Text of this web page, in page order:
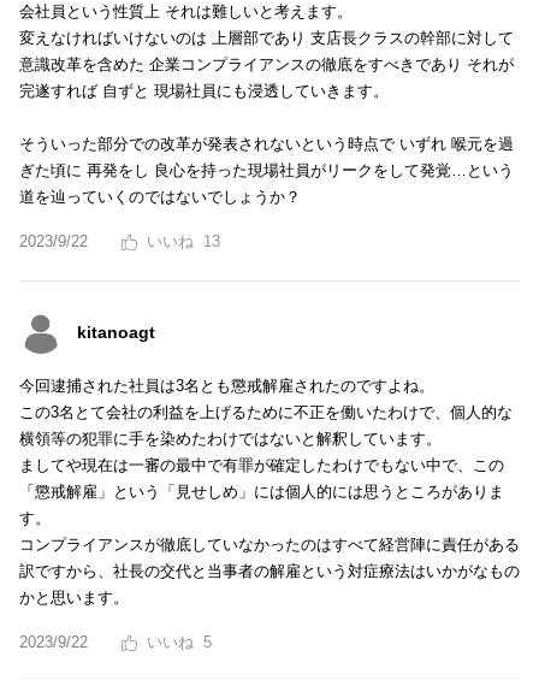
会社員という性質上 それは難しいと考えます。
変えなければいけないのは 上層部であり 支店長クラスの幹部に対して
意識改革を含めた 企業コンプライアンスの徹底をすべきであり それが
完遂すれば 自ずと 現場社員にも浸透していきます。
そういった部分での改革が発表されないという時点で いずれ 喉元を過
ぎた頃に 再発をし 良心を持った現場社員がリークをして発覚…という
道を辿っていくのではないでしょうか？
2023/9/22 13
kitanoagt
今回逮捕された社員は3名とも懲戒解雇されたのですよね。
この3名とて会社の利益を上げるために不正を働いたわけで、個人的な
横領等の犯罪に手を染めたわけではないと解釈しています。
ましてや現在は一審の最中で有罪が確定したわけでもない中で、この
「懲戒解雇」という「見せしめ」には個人的には思うところがありま
す。
コンプライアンスが徹底していなかったのはすべて経営陣に責任がある
訳ですから、社長の交代と当事者の解雇という対症療法はいかがなもの
かと思います。
2023/9/22 5